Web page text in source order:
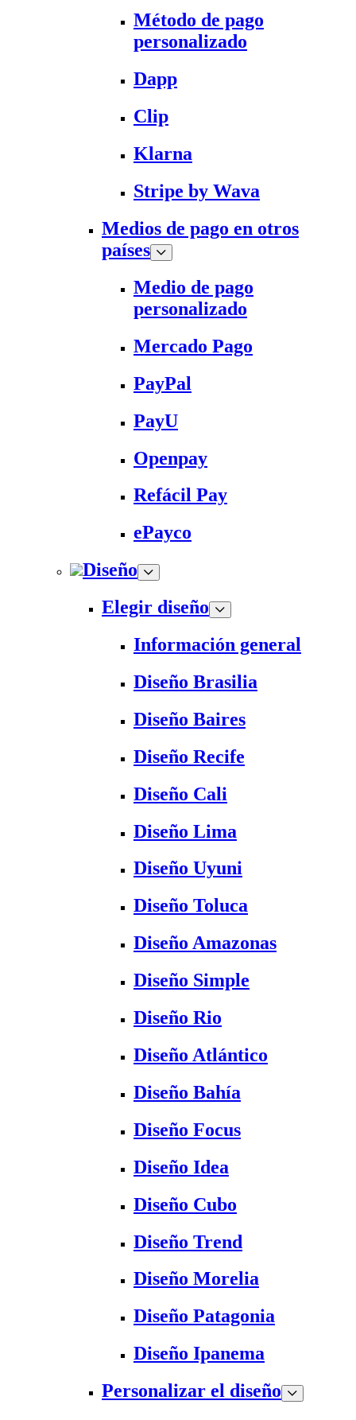
Método de pago
personalizado
Dapp
Clip
Klarna
Stripe by Wava
Medios de pago en otros
países
Medio de pago
personalizado
Mercado Pago
PayPal
PayU
Openpay
Refácil Pay
ePayco
Diseño
Elegir diseño
Información general
Diseño Brasilia
Diseño Baires
Diseño Recife
Diseño Cali
Diseño Lima
Diseño Uyuni
Diseño Toluca
Diseño Amazonas
Diseño Simple
Diseño Rio
Diseño Atlántico
Diseño Bahía
Diseño Focus
Diseño Idea
Diseño Cubo
Diseño Trend
Diseño Morelia
Diseño Patagonia
Diseño Ipanema
Personalizar el diseño